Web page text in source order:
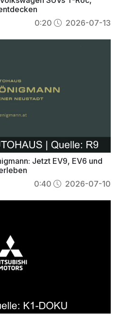
0:20 2026-07-13
Jetzt EV9, EV6 und
0:40 2026-07-10